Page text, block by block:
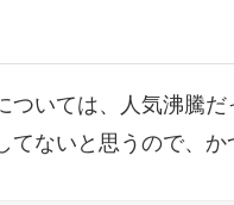
ついては、人気沸騰
てないと思うので、